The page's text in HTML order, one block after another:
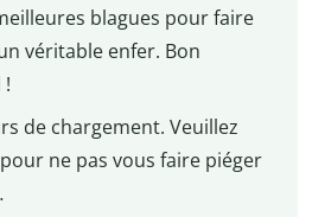
blagues pour faire
véritable enfer. Bon
!
de chargement. Veuillez
ne pas vous faire piéger